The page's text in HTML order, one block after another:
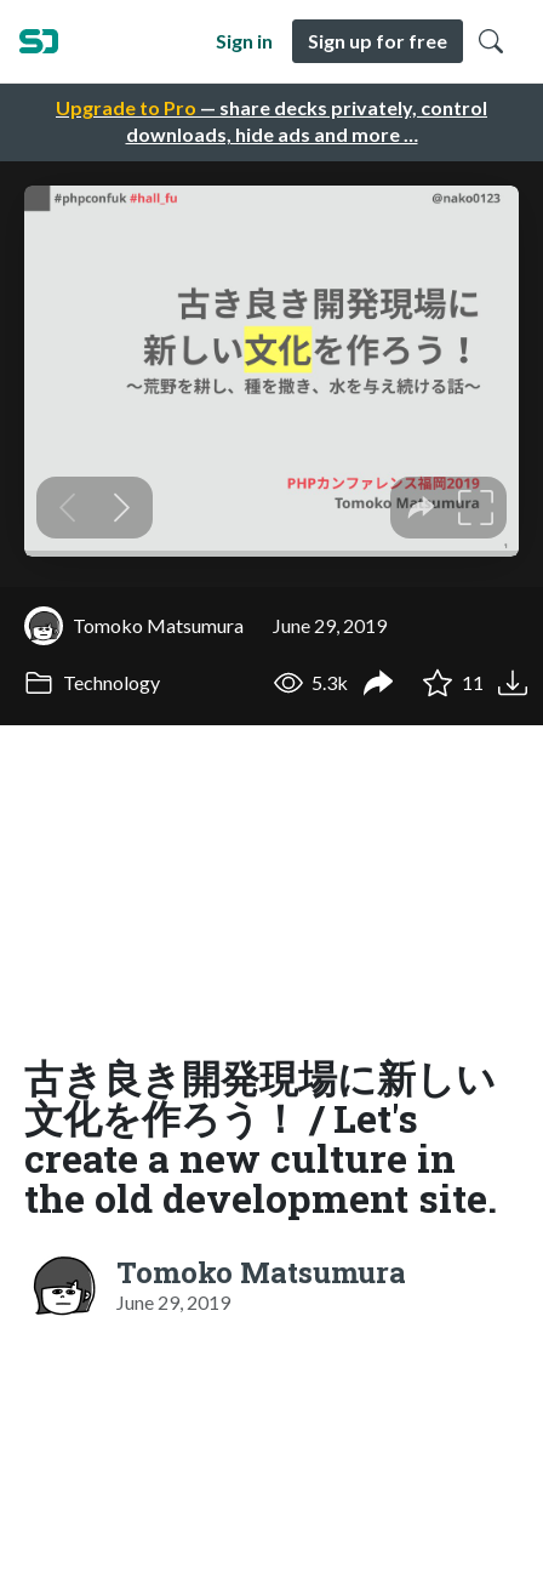
Upgrade to Pro — share decks privately, control
downloads, hide ads and more …
Sign in Sign up for free
Tomoko Matsumura June 29, 2019
Technology 5.3k 11
古き良き開発現場に新しい
文化を作ろう！ / Let's
create a new culture in
the old development site.
Tomoko Matsumura
June 29, 2019